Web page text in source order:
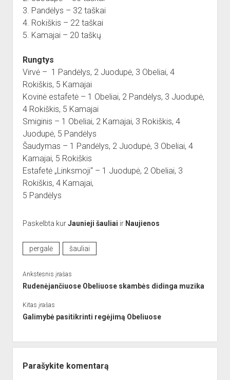
3. Pandėlys – 32 taškai
4. Rokiškis – 22 taškai
5. Kamajai – 20 taškų
Rungtys
Virvė – 1 Pandėlys, 2 Juodupė, 3 Obeliai, 4
Rokiškis, 5 Kamajai
Kovinė estafetė – 1 Obeliai, 2 Pandėlys, 3 Juodupė,
4 Rokiškis, 5 Kamajai
Smiginis – 1 Obeliai, 2 Kamajai, 3 Rokiškis, 4
Juodupė, 5 Pandėlys
Šaudymas – 1 Pandėlys, 2 Juodupė, 3 Obeliai, 4
Kamajai, 5 Rokiškis
Estafetė „Linksmoji“ – 1 Juodupė, 2 Obeliai, 3
Rokiškis, 4 Kamajai,
5 Pandėlys
Paskelbta kurJaunieji šauliai ir Naujienos
pergalė šauliai
Ankstesnis įrašas
Rudenėjančiuose Obeliuose skambės didinga muzika
Kitas įrašas
Galimybė pasitikrinti regėjimą Obeliuose
Parašykite komentarą